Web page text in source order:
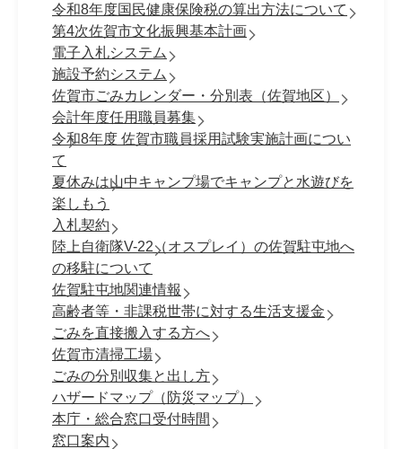
令和8年度国民健康保険税の算出方法について
第4次佐賀市文化振興基本計画
電子入札システム
施設予約システム
佐賀市ごみカレンダー・分別表（佐賀地区）
会計年度任用職員募集
令和8年度 佐賀市職員採⽤試験実施計画につい
て
夏休みは山中キャンプ場でキャンプと水遊びを
楽しもう
入札契約
陸上自衛隊V-22（オスプレイ）の佐賀駐屯地へ
の移駐について
佐賀駐屯地関連情報
高齢者等・非課税世帯に対する生活支援金
ごみを直接搬入する方へ
佐賀市清掃工場
ごみの分別収集と出し方
ハザードマップ（防災マップ）
本庁・総合窓口受付時間
窓口案内